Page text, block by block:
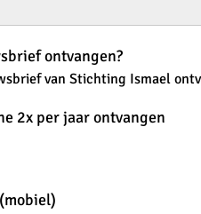
ontvangen?
van Stichting Ismael
2x per jaar ontvangen